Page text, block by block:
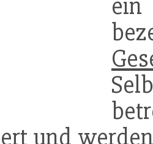
ein
und